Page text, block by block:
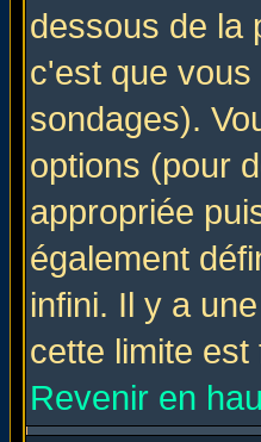
dessous de la
c'est que
sondages).
options (pour
appropriée
également
infini. Il y a
cette limite
Revenir en